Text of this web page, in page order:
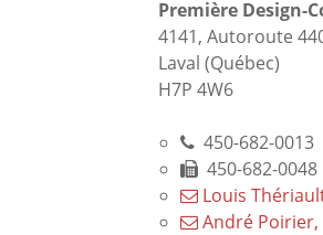
Première Design-
4141, Autoroute
Laval (Québec)
H7P 4W6
450-682-0013
450-682-0048
Louis
André Poirier,